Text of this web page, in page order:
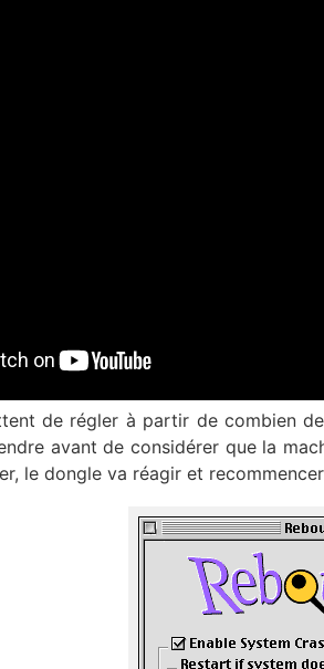
de régler à partir de combien
avant de considérer que la
le dongle va réagir et